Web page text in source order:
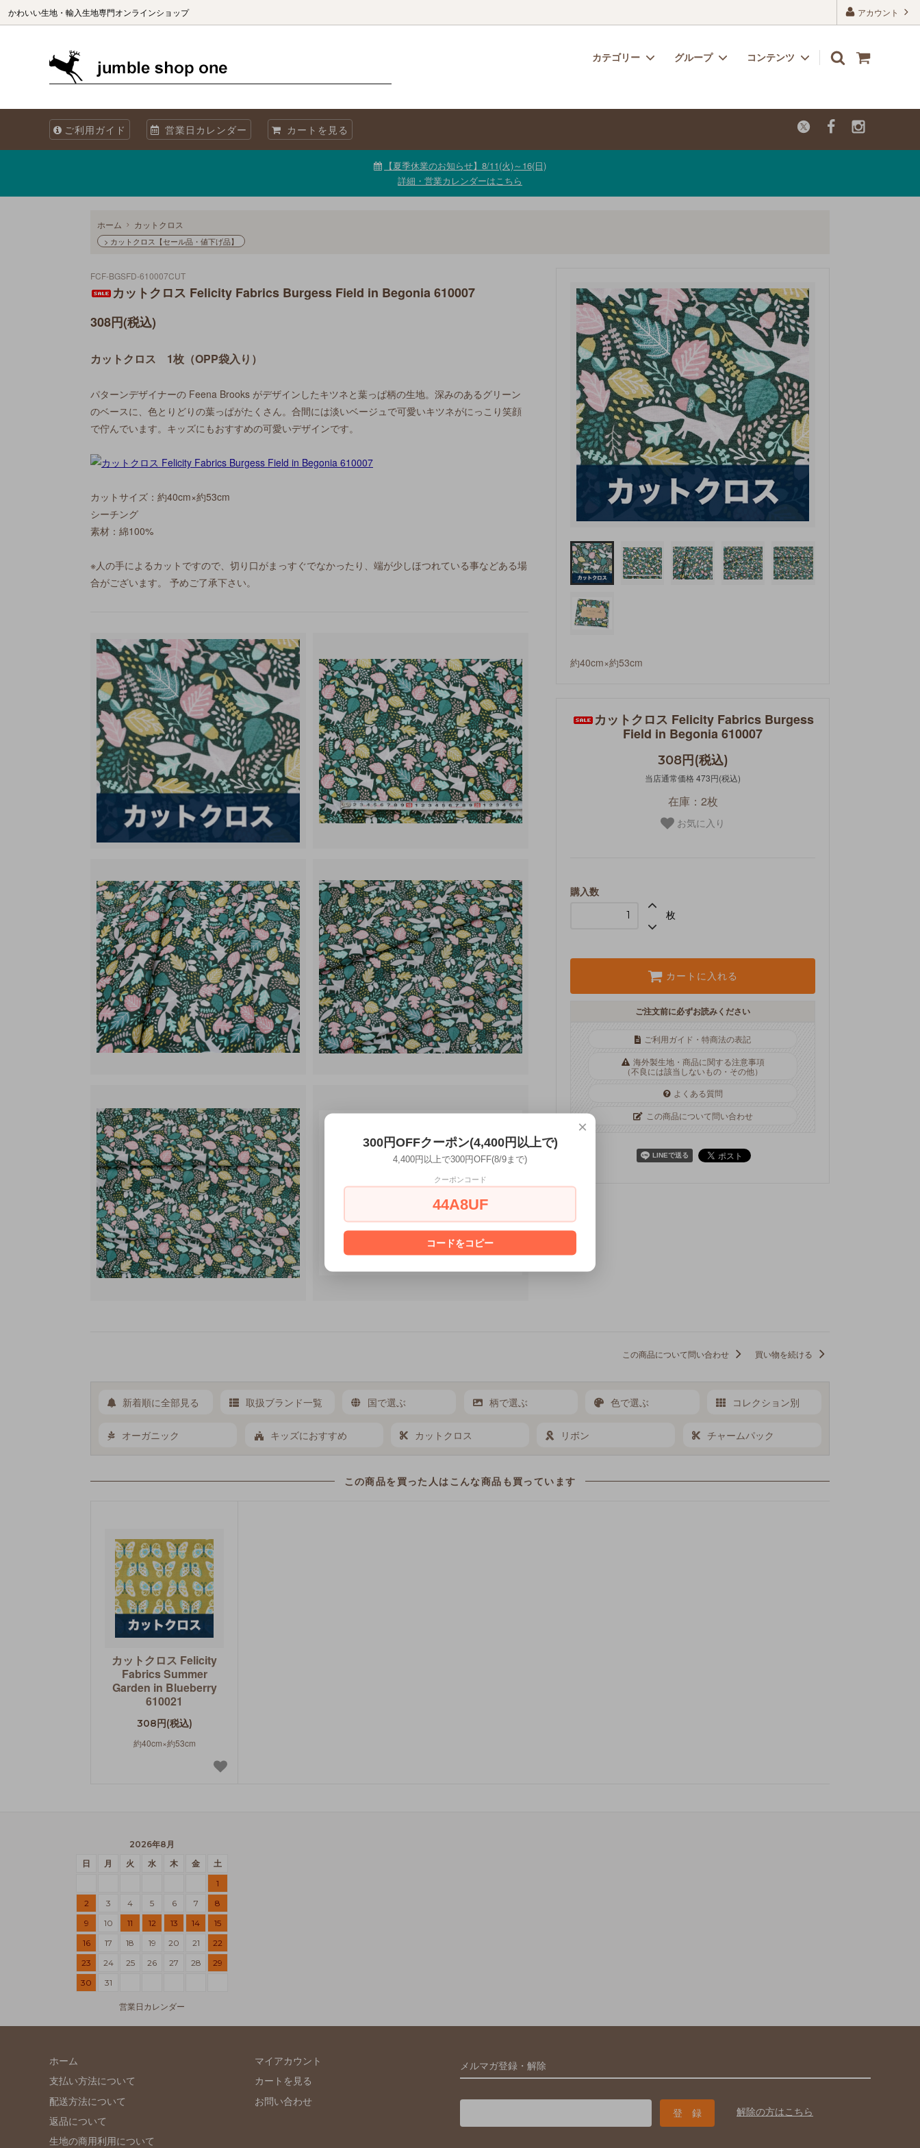
アカウント
かわいい生地・輸入生地専門オンラインショップ
カテゴリー
オリジナル生地 Sewslow
グループ
生地をコレクションで選ぶ オーガニックコットン
生地【セール品・値下げ品】
コンテンツ
当店について
ご利用ガイド 営業日カレンダー カートを見る
【夏季休業のお知らせ】8/11(火)～16(日)
詳細・営業カレンダーはこちら
ホーム カットクロス
> カットクロス【セール品・値下げ品】
約40cm×約53cm
カットクロス Felicity Fabrics Burgess
Field in Begonia 610007
308円(税込)
当店通常価格 473円(税込)
在庫：2枚
お気に入り
購入数
枚
カートに入れる
ご注文前に必ずお読みください
ご利用ガイド・特商法の表記
海外製生地・商品に関する注意事項
（不良には該当しないもの・その他）
よくある質問
この商品について問い合わせ
FCF-BGSFD-610007CUT
カットクロス Felicity Fabrics Burgess Field in Begonia 610007
308円(税込)
カットクロス 1枚（OPP袋入り）
パターンデザイナーの Feena Brooks がデザインしたキツネと葉っぱ柄の生地。深みのあるグリーン
のベースに、色とりどりの葉っぱがたくさん。合間には淡いベージュで可愛いキツネがにっこり笑顔
で佇んでいます。キッズにもおすすめの可愛いデザインです。
カットサイズ：約40cm×約53cm
シーチング
素材：綿100%
※人の手によるカットですので、切り口がまっすぐでなかったり、端が少しほつれている事などある場
合がございます。 予めご了承下さい。
この商品について問い合わせ 買い物を続ける
新着順に全部見る 取扱ブランド一覧 国で選ぶ 柄で選ぶ 色で選ぶ コレクション別
オーガニック キッズにおすすめ カットクロス リボン チャームパック
この商品を買った人はこんな商品も買っています
カットクロス Felicity
Fabrics Summer
Garden in Blueberry
610021
308円(税込)
約40cm×約53cm
2026年8月
日
月 火 水 木 金
土
1
2
3 4 5 6 7
8
9
10 11 12 13 14
15
16
17 18 19 20 21
22
23
24 25 26 27 28
29
30
31
営業日カレンダー
メルマガ登録・解除
解除の方はこちら
ホーム
支払い方法について
配送方法について
返品について
生地の商用利用について
マイアカウント
カートを見る
お問い合わせ
×
300円OFFクーポン(4,400円以上で)
4,400円以上で300円OFF(8/9まで)
クーポンコード
44A8UF
コードをコピー